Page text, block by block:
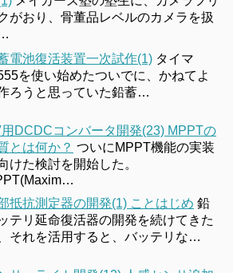
がおり、骨董品レベルのカメラを扱
電池復活装置一次試作(1) タイマ
を使い始めたついでに、かねてよ
ろうと思っていた鉛蓄…
用DCDCコンバータ開発(23) MPPTの
とは何か？ ついにMPPT機能の実装
けた検討を開始した。
抵抗測定器の開発(1) ことはじめ 鉛
テリ延命復活器の開発を続けてきた
それを活用すると、バッテリな…